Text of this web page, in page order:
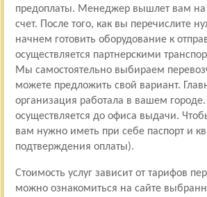
предоплаты. Менеджер вышлет вам на
счет. После того, как вы перечислите
начнем готовить оборудование к
осуществляется партнерскими
Мы самостоятельно выбираем
можете предложить свой вариант.
организация работала в вашем городе.
осуществляется до офиса выдачи.
вам нужно иметь при себе паспорт и
подтверждения оплаты).
Стоимость услуг зависит от тарифов
можно ознакомиться на сайте